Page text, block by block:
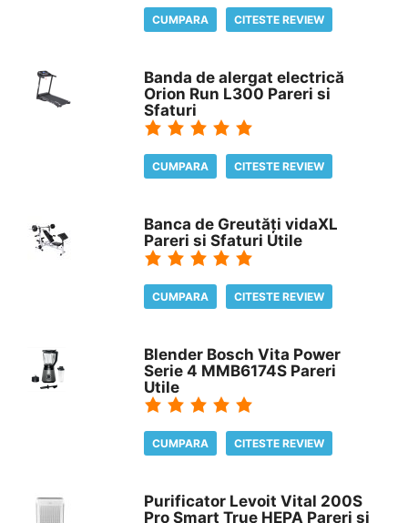
CUMPARA CITESTE REVIEW
Banda de alergat electrică
Orion Run L300 Pareri si
Sfaturi
CUMPARA CITESTE REVIEW
Banca de Greutăți vidaXL
Pareri si Sfaturi Utile
CUMPARA CITESTE REVIEW
Blender Bosch Vita Power
Serie 4 MMB6174S Pareri
Utile
CUMPARA CITESTE REVIEW
Purificator Levoit Vital 200S
Pro Smart True HEPA Pareri si